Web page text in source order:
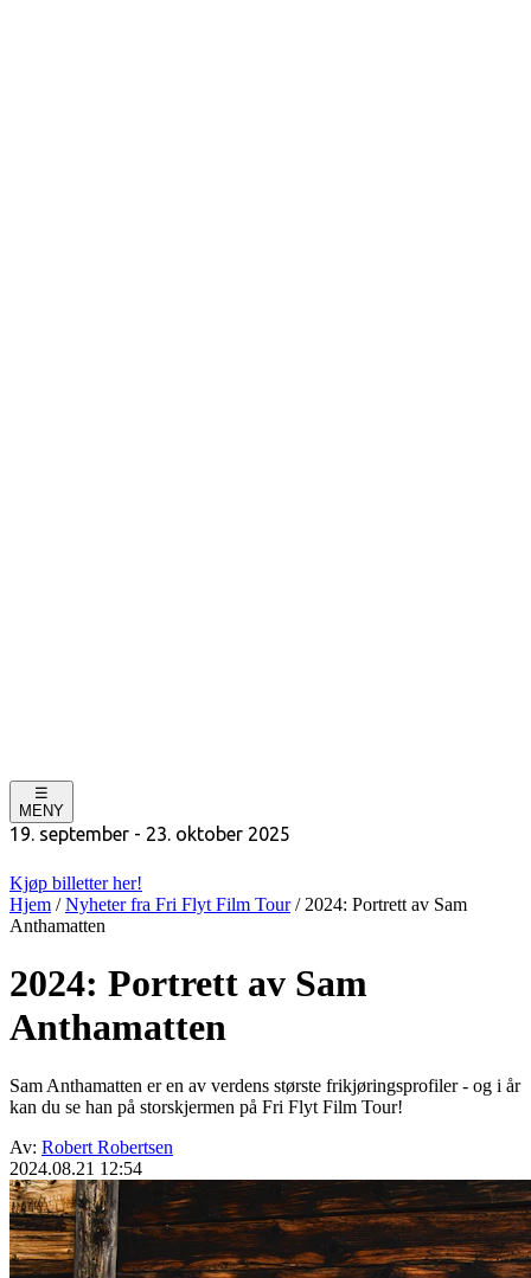
☰
MENY
19. september - 23. oktober 2025
Kjøp billetter her!
Hjem /Nyheter fra Fri Flyt Film Tour/ 2024: Portrett av Sam
Anthamatten
2024: Portrett av Sam
Anthamatten
Sam Anthamatten er en av verdens største frikjøringsprofiler - og i år
kan du se han på storskjermen på Fri Flyt Film Tour!
Av: Robert Robertsen
2024.08.21 12:54